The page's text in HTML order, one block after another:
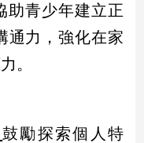
助青少年建立正
通力，強化在家
。
鼓勵探索個人特